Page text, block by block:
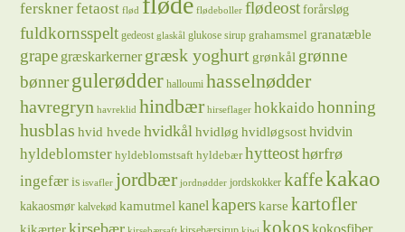
fersknerfetaost flød flødeboller flødeost forårsløg
fuldkornsspelt gedeost glaskål glukose sirup grahamsmel granatæble
grape græskarkernergræsk yoghurt grønkål grønne
bønnergulerødder halloumi hasselnødder
havregryn havreklid hindbær hirseflager hokkaido honning
husblas hvid hvede hvidkålhvidløg hvidløgsost hvidvin
hyldeblomster hyldeblomstsaft hyldebær hytteosthørfrø
ingefær is isvafler jordbær jordnødder jordskokker kaffekakao
kakaosmør kalvekød kamutmel kanelkaperskarse kartofler
kikærterkirsebær kokoskokosfiber